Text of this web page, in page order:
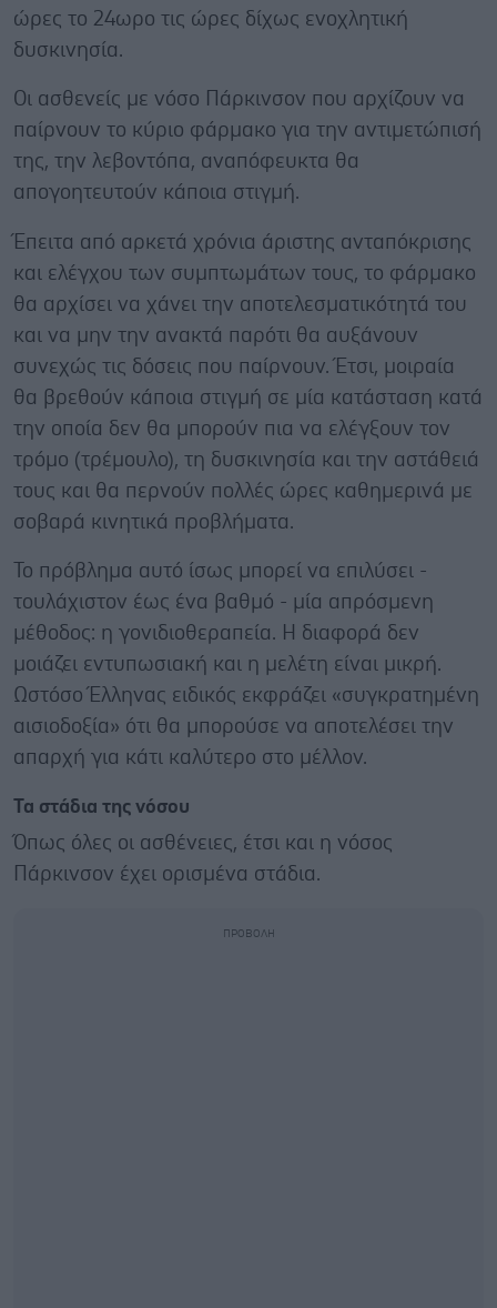
ώρες το 24ωρο τις ώρες δίχως ενοχλητική
δυσκινησία.
Οι ασθενείς με νόσο Πάρκινσον που αρχίζουν να
παίρνουν το κύριο φάρμακο για την αντιμετώπισή
της, την λεβοντόπα, αναπόφευκτα θα
απογοητευτούν κάποια στιγμή.
Έπειτα από αρκετά χρόνια άριστης ανταπόκρισης
και ελέγχου των συμπτωμάτων τους, το φάρμακο
θα αρχίσει να χάνει την αποτελεσματικότητά του
και να μην την ανακτά παρότι θα αυξάνουν
συνεχώς τις δόσεις που παίρνουν. Έτσι, μοιραία
θα βρεθούν κάποια στιγμή σε μία κατάσταση κατά
την οποία δεν θα μπορούν πια να ελέγξουν τον
τρόμο (τρέμουλο), τη δυσκινησία και την αστάθειά
τους και θα περνούν πολλές ώρες καθημερινά με
σοβαρά κινητικά προβλήματα.
Το πρόβλημα αυτό ίσως μπορεί να επιλύσει -
τουλάχιστον έως ένα βαθμό - μία απρόσμενη
μέθοδος: η γονιδιοθεραπεία. Η διαφορά δεν
μοιάζει εντυπωσιακή και η μελέτη είναι μικρή.
Ωστόσο Έλληνας ειδικός εκφράζει «συγκρατημένη
αισιοδοξία» ότι θα μπορούσε να αποτελέσει την
απαρχή για κάτι καλύτερο στο μέλλον.
Τα στάδια της νόσου
Όπως όλες οι ασθένειες, έτσι και η νόσος
Πάρκινσον έχει ορισμένα στάδια.